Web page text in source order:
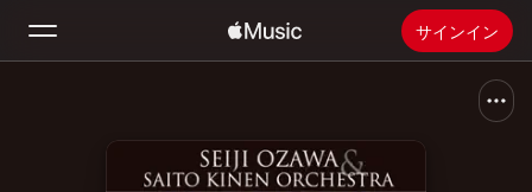
サインイン